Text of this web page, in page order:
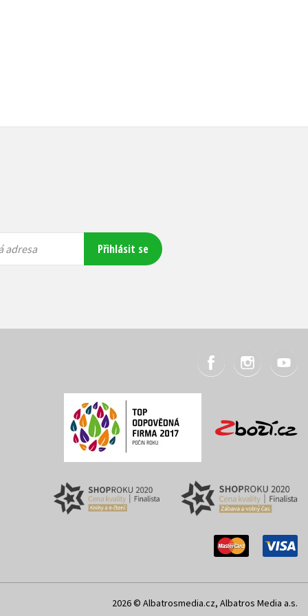
adresa Přihlásit se
2026 © Albatrosmedia.cz, Albatros Media a.s.